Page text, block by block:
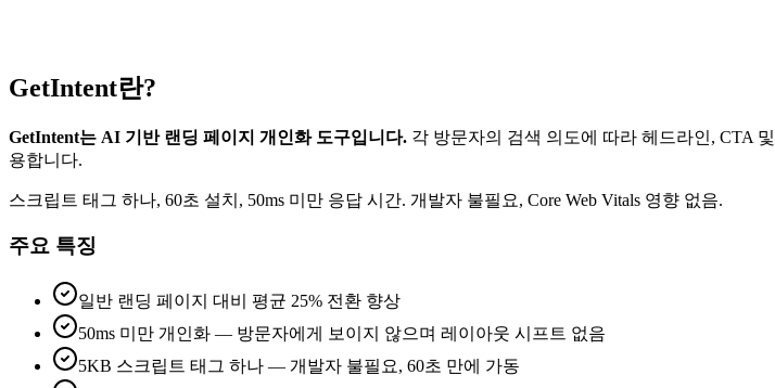
GetIntent란?
GetIntent는 AI 기반 랜딩 페이지 개인화 도구입니다. 각 방문자의 검색 의도에 따라 헤드라인, CTA
용합니다.
스크립트 태그 하나, 60초 설치, 50ms 미만 응답 시간. 개발자 불필요, Core Web Vitals 영향 없음.
주요 특징
일반 랜딩 페이지 대비 평균 25% 전환 향상
50ms 미만 개인화 — 방문자에게 보이지 않으며 레이아웃 시프트 없음
5KB 스크립트 태그 하나 — 개발자 불필요, 60초 만에 가동